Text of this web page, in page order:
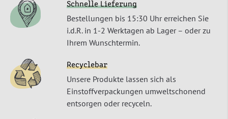
Schnelle Lieferung
Bestellungen bis 15:30 Uhr erreichen Sie
i.d.R. in 1-2 Werktagen ab Lager – oder zu
Ihrem Wunschtermin.
Recyclebar
Unsere Produkte lassen sich als
Einstoffverpackungen umweltschonend
entsorgen oder recyceln.